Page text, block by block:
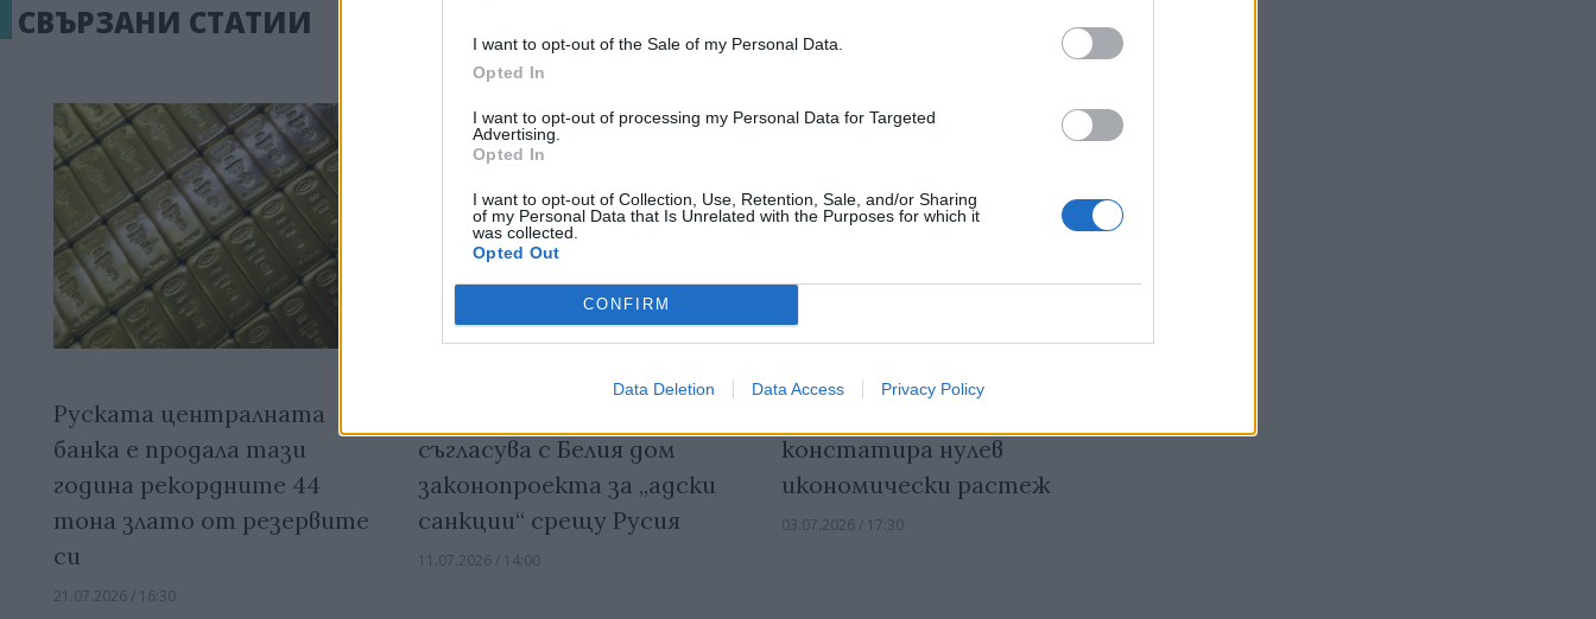
I want to opt-out of the Sale of my Personal Data.
Opted In
I want to opt-out of processing my Personal Data for Targeted
Advertising.
Opted In
I want to opt-out of Collection, Use, Retention, Sale, and/or Sharing
of my Personal Data that Is Unrelated with the Purposes for which it
was collected.
Opted Out
CONFIRM
Data Deletion Data Access Privacy Policy
СВЪРЗАНИ СТАТИИ
Руската централната
банка е продала тази
година рекордните 44
тона злато от резервите
си
21.07.2026 / 16:30
съгласува с Белия дом
законопроекта за „адски
санкции“ срещу Русия
11.07.2026 / 14:00
констатира нулев
икономически растеж
03.07.2026 / 17:30